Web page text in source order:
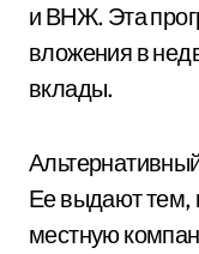
и ВНЖ. Эта
вложения в
вклады.
Ее выдают тем,
местную